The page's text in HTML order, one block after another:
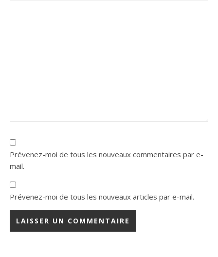
Prévenez-moi de tous les nouveaux commentaires par e-
mail.
Prévenez-moi de tous les nouveaux articles par e-mail.